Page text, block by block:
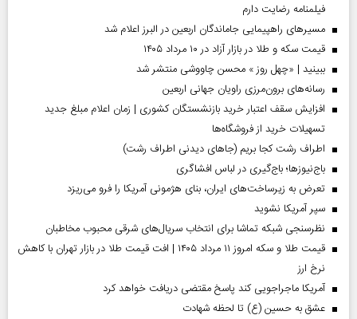
فیلمنامه رضایت دارم
مسیر‌های راهپیمایی جاماندگان اربعین در البرز اعلام شد
قیمت سکه و طلا در بازار آزاد در ۱۰ مرداد ۱۴۰۵
ببینید | «چهل روز » محسن چاووشی منتشر شد
رسانه‌های برون‌مرزی راویان جهانی اربعین
افزایش سقف اعتبار خرید بازنشستگان کشوری | زمان اعلام مبلغ جدید
تسهیلات خرید از فروشگاه‌ها
اطراف رشت کجا بریم (جاهای دیدنی اطراف رشت)
باج‌نیوزها؛ باج‌گیری در لباس افشاگری
تعرض به زیرساخت‌های ایران، بنای هژمونی آمریکا را فرو می‌ریزد
سپر آمریکا نشوید
نظرسنجی شبکه تماشا برای انتخاب سریال‌های شرقی محبوب مخاطبان
قیمت طلا و سکه امروز ۱۱ مرداد ۱۴۰۵ | افت قیمت طلا در بازار تهران با کاهش
نرخ ارز
آمریکا ماجراجویی کند پاسخ مقتضی دریافت خواهد کرد
عشق به حسین (ع) تا لحظه شهادت